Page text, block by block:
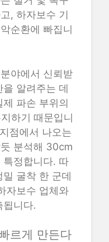
, 하자보수 기
순환에 빠집니
야에서 신뢰받
알려주는 데
파손 부위의
하기 때문입니
점에서 나오는
분석해 30cm
특정합니다. 따
굴착 한 군데
자보수 업체와
됩니다.
르게 만든다